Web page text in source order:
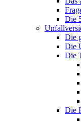
Die
Die
Die
Die
Die